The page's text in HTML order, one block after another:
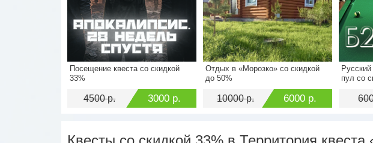
Стоимость
4500 р.
Экономия
Посещение квеста со скидкой
33%
4500 р. 3000 р.
Стоимость
10000 р.
Экономия
Отдых в «Морозко» со скидкой
до 50%
10000 р. 6000 р.
пул со